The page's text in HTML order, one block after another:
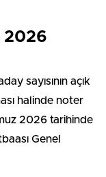
2026
sayısının açık
halinde noter
2026 tarihinde
Genel